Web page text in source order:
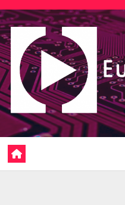
Saltar
al
contenido